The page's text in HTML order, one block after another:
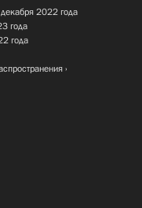
декабря 2022 года
года
года